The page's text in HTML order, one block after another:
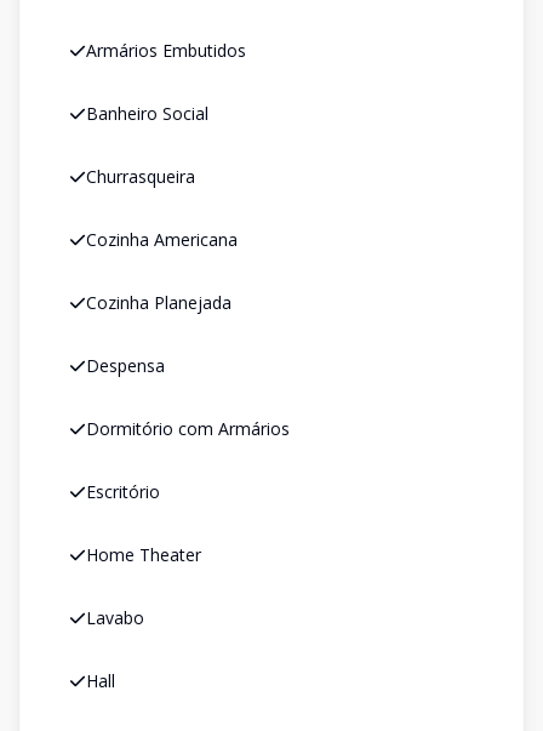
Armários Embutidos
Banheiro Social
Churrasqueira
Cozinha Americana
Cozinha Planejada
Despensa
Dormitório com Armários
Escritório
Home Theater
Lavabo
Hall